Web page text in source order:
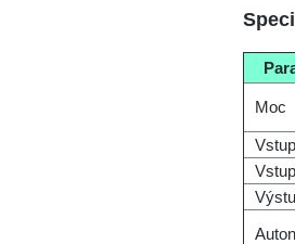
Мос